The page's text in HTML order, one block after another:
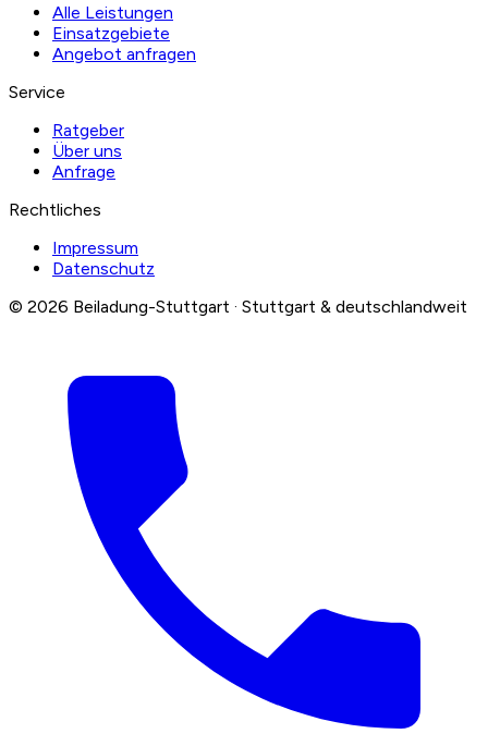
Alle Leistungen
Einsatzgebiete
Angebot anfragen
Service
Ratgeber
Über uns
Anfrage
Rechtliches
Impressum
Datenschutz
© 2026 Beiladung-Stuttgart · Stuttgart & deutschlandweit